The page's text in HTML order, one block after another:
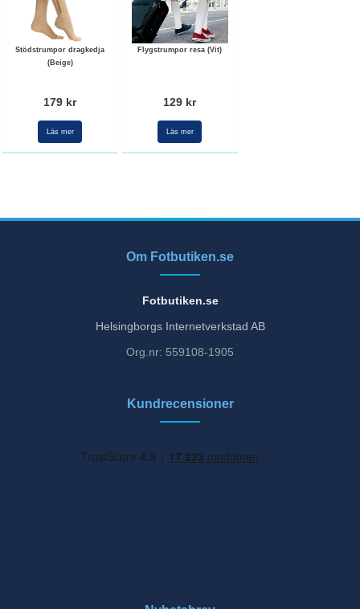
Stödstrumpor dragkedja
(Beige)
179 kr
Läs mer
Flygstrumpor resa (Vit)
129 kr
Läs mer
Om Fotbutiken.se
Fotbutiken.se
Helsingborgs Internetverkstad AB
Org.nr: 559108-1905
Kundrecensioner